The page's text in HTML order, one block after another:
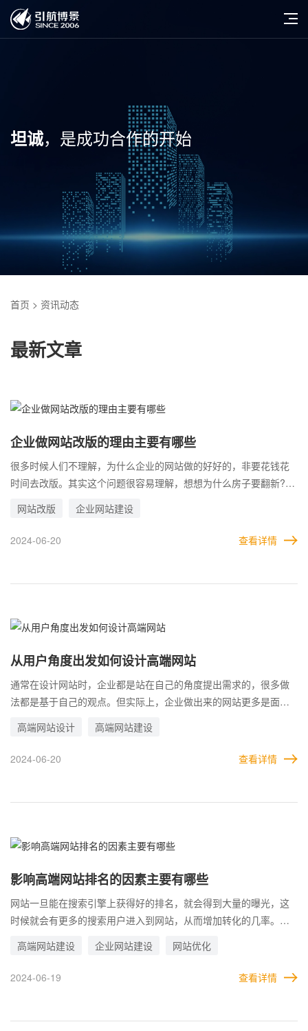
坦诚，是成功合作的开始
首页 > 资讯动态
最新文章
企业做网站改版的理由主要有哪些
很多时候人们不理解，为什么企业的网站做的好好的，非要花钱花
时间去改版。其实这个问题很容易理解，想想为什么房子要翻新?为
释，就是过去的企业网站，已经无法适应当下的时代了。很多企业
网站要做改版，就是因为网站做的太早了，时间太长，网站无论是
网站改版 企业网站建设
2024-06-20 查看详情
从用户角度出发如何设计高端网站
通常在设计网站时，企业都是站在自己的角度提出需求的，很多做
法都是基于自己的观点。但实际上，企业做出来的网站更多是面对
扣。 这与数学老师教导学生是一样的道理，有的老师思路很快，一
个题目两三步就解决了。但是很多学生思维跟不上老师的步伐，自
高端网站设计 高端网站建设
2024-06-20 查看详情
影响高端网站排名的因素主要有哪些
网站一旦能在搜索引擎上获得好的排名，就会得到大量的曝光，这
时候就会有更多的搜索用户进入到网站，从而增加转化的几率。因
关键词排名，有需要排名长期保持稳定，其实要做的优化工作很
多。但即使如此，依旧会有各种情况，导致网站的排名出现变化，
高端网站建设 企业网站建设 网站优化
2024-06-19 查看详情